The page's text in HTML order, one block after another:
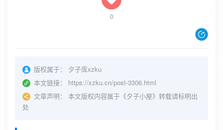
0
版权属于：
夕子库xzku
本文链接：
https://xzku.cn/post-3306.html
文章声明：
本文版权内容属于《夕子小屋》转载请标明出
处